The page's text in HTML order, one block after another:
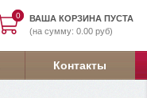
0
0
ВАША КОРЗИНА ПУСТА
(на сумму: 0.00 руб)
Контакты